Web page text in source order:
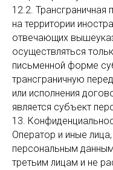
12.2.
на территории
отвечающих
осуществляться
письменной форме
трансграничную
или исполнения
является субъект
13.
Оператор и иные
персональным
третьим лицам и не